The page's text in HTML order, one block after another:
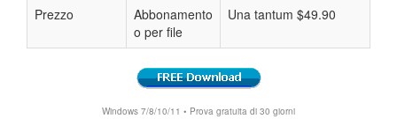
Prezzo
Abbonamento
o per file
Una tantum $49.90
Windows 7/8/10/11 • Prova gratuita di 30 giorni